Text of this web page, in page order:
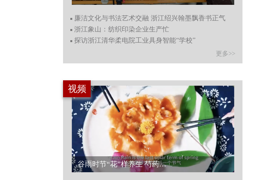
廉洁文化与书法艺术交融 浙江绍兴翰墨飘香书正气
浙江象山：纺织印染企业生产忙
探访浙江清华柔电院工业具身智能“学校”
更多>>
视频
网络“真”探丨这些“虚拟歌手”，靠什么赢得1.5亿粉丝？...